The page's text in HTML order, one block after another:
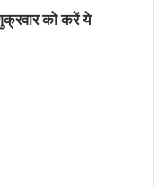
को करें ये